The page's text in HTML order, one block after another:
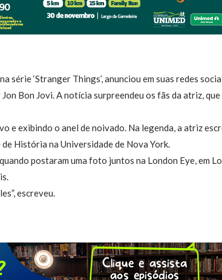
série ‘Stranger Things’, anunciou em suas redes
Bon Jovi. A notícia surpreendeu os fãs da atriz, que
exibindo o anel de noivado. Na legenda, a atriz
História na Universidade de Nova York.
postaram uma foto juntos na London Eye, em
escreveu.